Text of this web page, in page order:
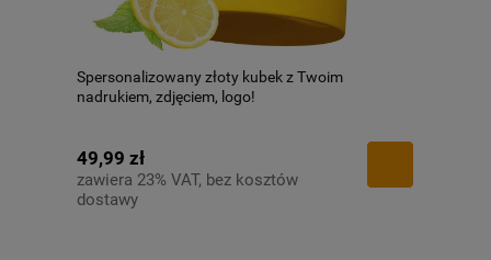
Spersonalizowany złoty kubek z Twoim
nadrukiem, zdjęciem, logo!
49,99 zł
zawiera 23% VAT, bez kosztów
dostawy